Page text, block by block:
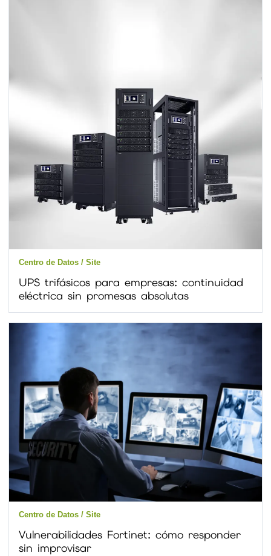
Centro de Datos / Site
UPS trifásicos para empresas: continuidad
eléctrica sin promesas absolutas
Centro de Datos / Site
Vulnerabilidades Fortinet: cómo responder
sin improvisar